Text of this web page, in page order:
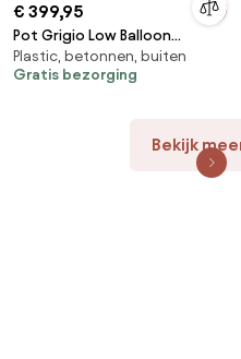
€ 399,95
Pot Grigio Low Balloon
antraciet
Plastic, betonnen, buiten
Gratis bezorging
Bekijk